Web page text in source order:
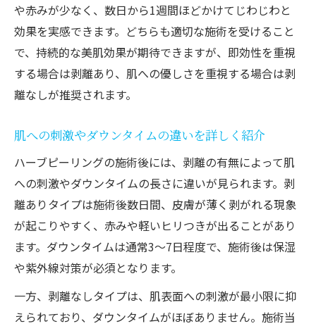
や赤みが少なく、数日から1週間ほどかけてじわじわと
効果を実感できます。どちらも適切な施術を受けること
で、持続的な美肌効果が期待できますが、即効性を重視
する場合は剥離あり、肌への優しさを重視する場合は剥
離なしが推奨されます。
肌への刺激やダウンタイムの違いを詳しく紹介
ハーブピーリングの施術後には、剥離の有無によって肌
への刺激やダウンタイムの長さに違いが見られます。剥
離ありタイプは施術後数日間、皮膚が薄く剥がれる現象
が起こりやすく、赤みや軽いヒリつきが出ることがあり
ます。ダウンタイムは通常3～7日程度で、施術後は保湿
や紫外線対策が必須となります。
一方、剥離なしタイプは、肌表面への刺激が最小限に抑
えられており、ダウンタイムがほぼありません。施術当